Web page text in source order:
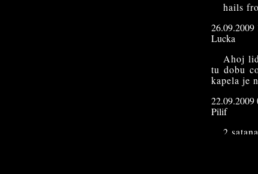
hails
26.09.2009
Lucka
Ahoj
tu dobu
kapela je
22.09.2009
Pilif
2
vis,